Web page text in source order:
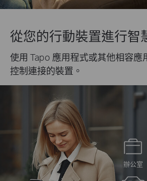
從您的行動裝置進行智
使用 Tapo 應用程式或其他相容應
控制連接的裝置。
辦公室